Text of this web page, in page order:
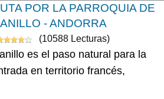
POR LA PARROQUIA DE
- ANDORRA
(10588 Lecturas)
es el paso natural para la
en territorio francés,